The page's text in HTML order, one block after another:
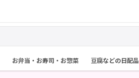
お弁当・お寿司・お惣菜 豆腐などの日配品